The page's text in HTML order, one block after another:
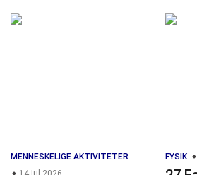
MENNESKELIGE AKTIVITETER
FYSIK